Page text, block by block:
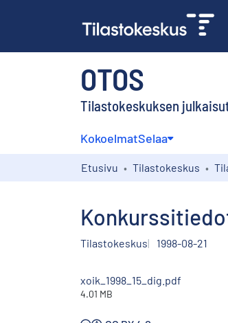
OTOS
Tilastokeskuksen
KokoelmatSelaa
Etusivu Tilastokeskus
Tilastokeskus 1998-08-21
xoik_1998_15_dig.pdf
4.01 MB